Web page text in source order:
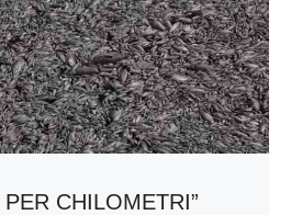
CHILOMETRI”